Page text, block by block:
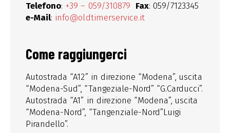
Telefono: +39 – 059/310879 Fax: 059/7123345
e-Mail: info@oldtimerservice.it
Come raggiungerci
Autostrada “A12” in direzione “Modena”, uscita
“Modena-Sud”, “Tangeziale-Nord” “G.Carducci”.
Autostrada “A1” in direzione “Modena”, uscita
“Modena-Nord”, “Tangenziale-Nord”Luigi
Pirandello”.